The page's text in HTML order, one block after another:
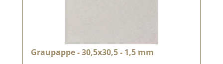
Graupappe - 30,5x30,5 - 1,5 mm